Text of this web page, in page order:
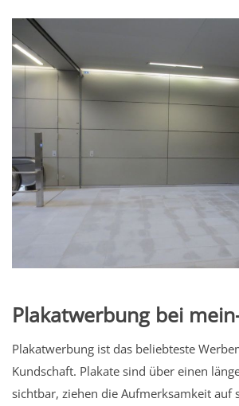
Plakatwerbung bei
Plakatwerbung ist das beliebteste
Kundschaft. Plakate sind über einen
sichtbar, ziehen die Aufmerksamkeit auf